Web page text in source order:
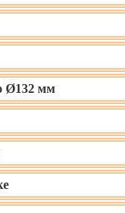
Ø132 мм